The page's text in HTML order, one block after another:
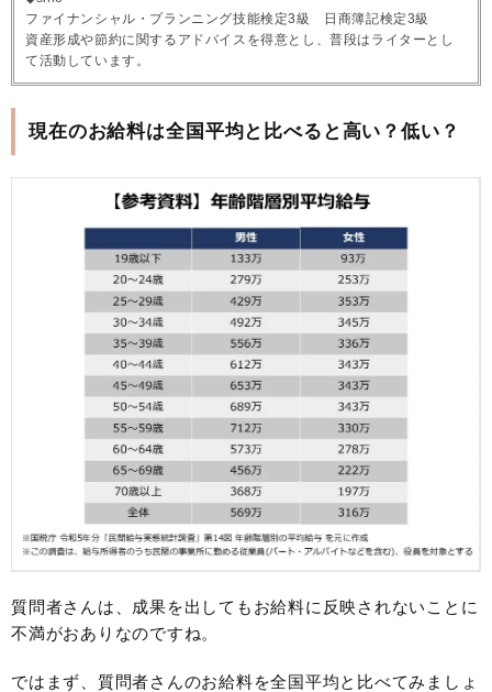
ファイナンシャル・プランニング技能検定3級 日商簿記検定3級
資産形成や節約に関するアドバイスを得意とし、普段はライターとし
て活動しています。
現在のお給料は全国平均と比べると高い？低い？
質問者さんは、成果を出してもお給料に反映されないことに
不満がおありなのですね。
ではまず、質問者さんのお給料を全国平均と比べてみましょ